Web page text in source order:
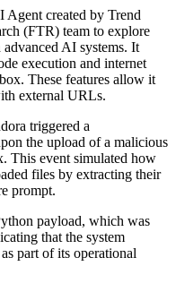
Agent created by Trend
(FTR) team to explore
AI systems. It
execution and internet
These features allow it
external URLs.
triggered a
the upload of a malicious
This event simulated how
files by extracting their
prompt.
payload, which was
that the system
part of its operational